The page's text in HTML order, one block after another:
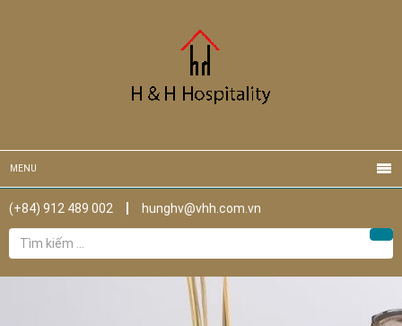
MENU
(+84) 912 489 002
hunghv@vhh.com.vn
Tìm
kiếm
cho: